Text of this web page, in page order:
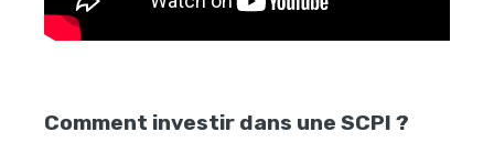
Comment investir dans une SCPI ?